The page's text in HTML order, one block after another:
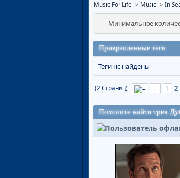
Music For Life > Music > In
Минимальное
Прикрепленные теги
Теги не найдены
(2 Страниц) ← 1 2
Помогите найти трек